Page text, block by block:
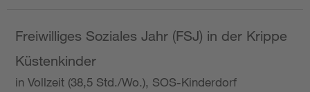
Freiwilliges Soziales Jahr (FSJ) in der Krippe
Küstenkinder
in Vollzeit (38,5 Std./Wo.), SOS-Kinderdorf